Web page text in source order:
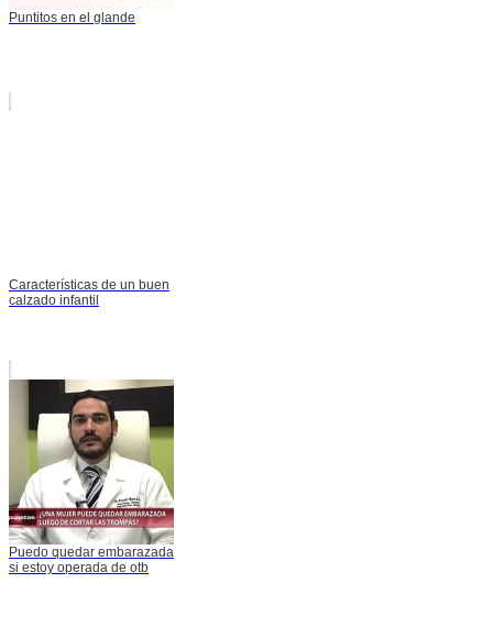
Puntitos en el glande
Características de un buen
calzado infantil
Puedo quedar embarazada
si estoy operada de otb